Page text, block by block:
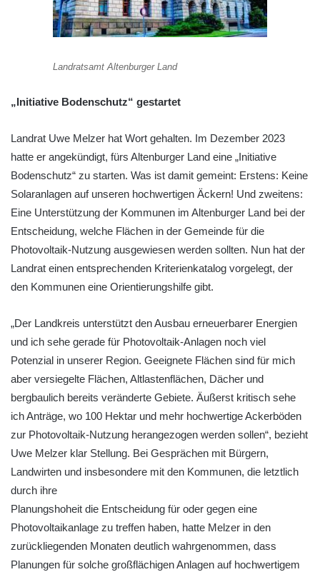
Landratsamt Altenburger Land
„Initiative Bodenschutz“ gestartet
Landrat Uwe Melzer hat Wort gehalten. Im Dezember 2023
hatte er angekündigt, fürs Altenburger Land eine „Initiative
Bodenschutz“ zu starten. Was ist damit gemeint: Erstens: Keine
Solaranlagen auf unseren hochwertigen Äckern! Und zweitens:
Eine Unterstützung der Kommunen im Altenburger Land bei der
Entscheidung, welche Flächen in der Gemeinde für die
Photovoltaik-Nutzung ausgewiesen werden sollten. Nun hat der
Landrat einen entsprechenden Kriterienkatalog vorgelegt, der
den Kommunen eine Orientierungshilfe gibt.
„Der Landkreis unterstützt den Ausbau erneuerbarer Energien
und ich sehe gerade für Photovoltaik-Anlagen noch viel
Potenzial in unserer Region. Geeignete Flächen sind für mich
aber versiegelte Flächen, Altlastenflächen, Dächer und
bergbaulich bereits veränderte Gebiete. Äußerst kritisch sehe
ich Anträge, wo 100 Hektar und mehr hochwertige Ackerböden
zur Photovoltaik-Nutzung herangezogen werden sollen“, bezieht
Uwe Melzer klar Stellung. Bei Gesprächen mit Bürgern,
Landwirten und insbesondere mit den Kommunen, die letztlich
durch ihre
Planungshoheit die Entscheidung für oder gegen eine
Photovoltaikanlage zu treffen haben, hatte Melzer in den
zurückliegenden Monaten deutlich wahrgenommen, dass
Planungen für solche großflächigen Anlagen auf hochwertigem